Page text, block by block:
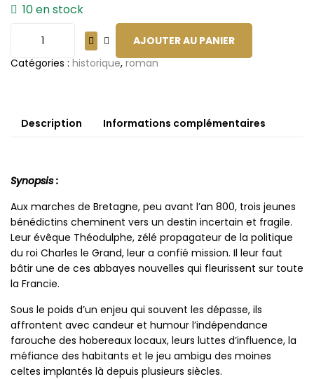
10 en stock
AJOUTER AU PANIER
Catégories : historique,roman
Description Informations complémentaires
Synopsis :
Aux marches de Bretagne, peu avant l’an 800, trois jeunes
bénédictins cheminent vers un destin incertain et fragile.
Leur évêque Théodulphe, zélé propagateur de la politique
du roi Charles le Grand, leur a confié mission. Il leur faut
bâtir une de ces abbayes nouvelles qui fleurissent sur toute
la Francie.
Sous le poids d’un enjeu qui souvent les dépasse, ils
affrontent avec candeur et humour l’indépendance
farouche des hobereaux locaux, leurs luttes d’influence, la
méfiance des habitants et le jeu ambigu des moines
celtes implantés là depuis plusieurs siècles.